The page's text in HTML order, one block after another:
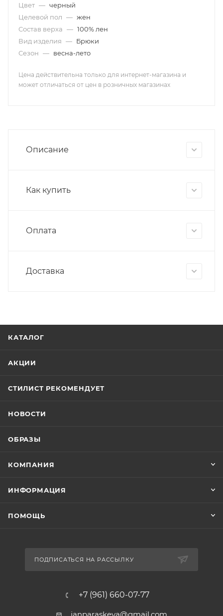
Цвет — черный
Целевой пол — жен
Состав верха — 100% лен
Вид изделия — Брюки
Сезон — весна-лето
Цена действительна только для интернет-магазина и
может отличаться от цен в розничных магазинах
Описание
Как купить
Оплата
Доставка
КАТАЛОГ
АКЦИИ
СТИЛИСТ РЕКОМЕНДУЕТ
НОВОСТИ
ОБРАЗЫ
КОМПАНИЯ
ИНФОРМАЦИЯ
ПОМОЩЬ
ПОДПИСАТЬСЯ НА РАССЫЛКУ
+7 (961) 660-07-77